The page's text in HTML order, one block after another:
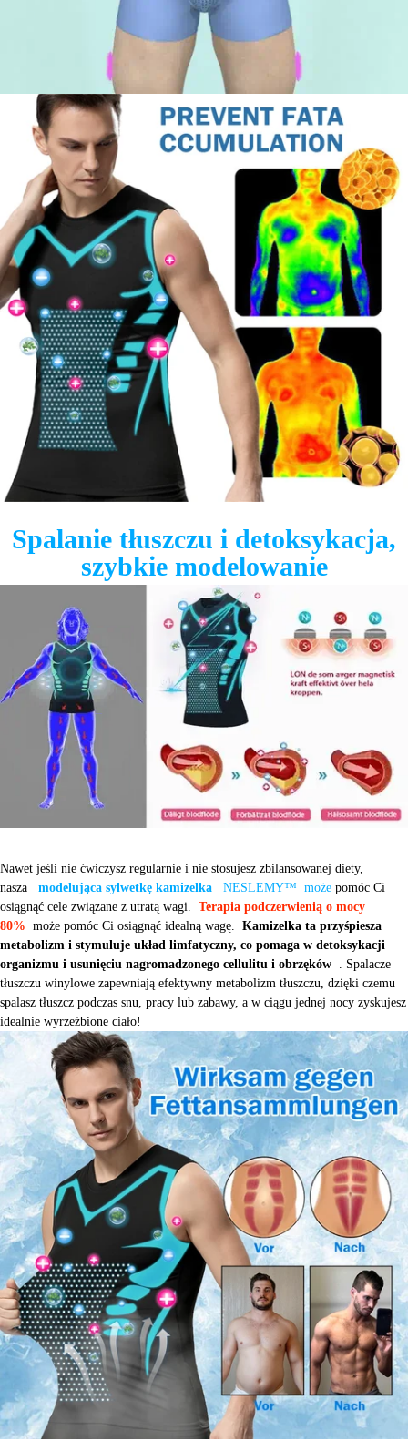
Spalanie tłuszczu i detoksykacja,
szybkie modelowanie
Nawet jeśli nie ćwiczysz regularnie i nie stosujesz zbilansowanej diety,
nasza
modelująca sylwetkę kamizelka NESLEMY™ może pomóc Ci
osiągnąć cele związane z utratą wagi. Terapia podczerwienią o mocy
80% może pomóc Ci osiągnąć idealną wagę. Kamizelka ta przyśpiesza
metabolizm i stymuluje układ limfatyczny, co pomaga w detoksykacji
organizmu i usunięciu nagromadzonego cellulitu i obrzęków . Spalacze
tłuszczu winylowe zapewniają efektywny metabolizm tłuszczu, dzięki czemu
spalasz tłuszcz podczas snu, pracy lub zabawy, a w ciągu jednej nocy zyskujesz
idealnie wyrzeźbione ciało!